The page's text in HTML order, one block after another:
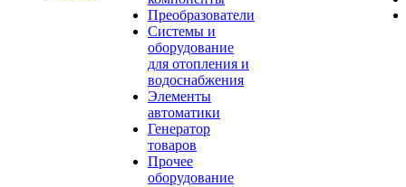
Преобразователи
Системы и
оборудование
для отопления и
водоснабжения
Элементы
автоматики
Генератор
товаров
Прочее
оборудование